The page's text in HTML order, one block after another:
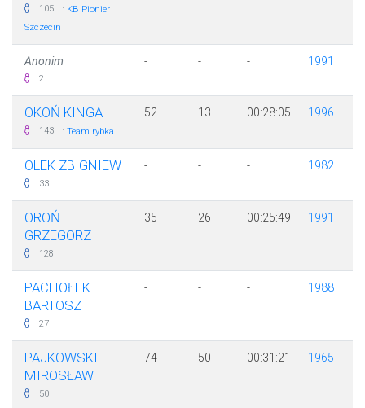
105 · KB Pionier
Szczecin
Anonim
2
- - - 1991
OKOŃ KINGA
143 · Team rybka
52 13 00:28:05 1996
OLEK ZBIGNIEW
33
- - - 1982
OROŃ
GRZEGORZ
128
35 26 00:25:49 1991
PACHOŁEK
BARTOSZ
27
- - - 1988
PAJKOWSKI
MIROSŁAW
50
74 50 00:31:21 1965